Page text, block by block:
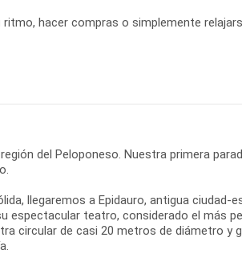
ritmo, hacer compras o simplemente
del Peloponeso. Nuestra primera
llegaremos a Epidauro, antigua
espectacular teatro, considerado el más
circular de casi 20 metros de diámetro y